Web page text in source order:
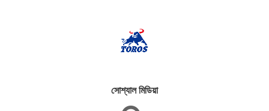
সোশ্যাল মিডিয়া